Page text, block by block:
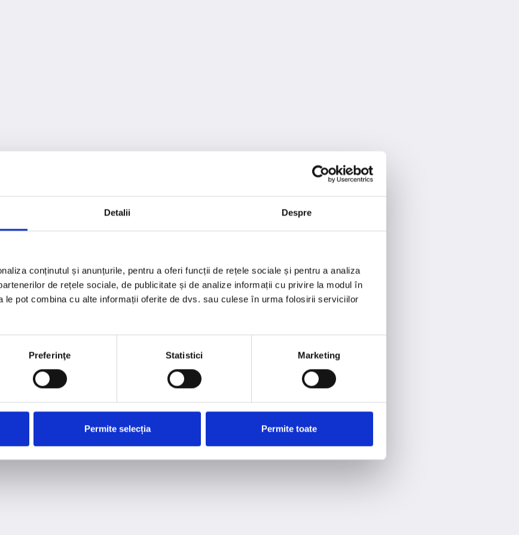
Detalii Despre
conținutul și anunțurile, pentru a oferi funcții de rețele sociale și pentru a analiza
de rețele sociale, de publicitate și de analize informații cu privire la modul în
le pot combina cu alte informații oferite de dvs. sau culese în urma folosirii serviciilor
Preferinţe Statistici Marketing
Permite selecția Permite toate
nu a fost găsită